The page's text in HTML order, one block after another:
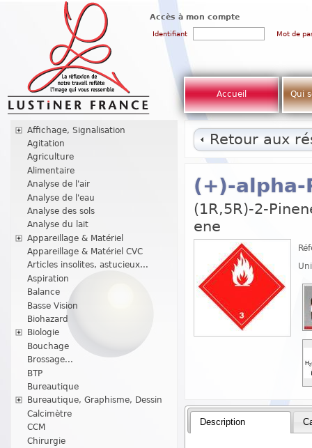
Accès à mon compte
Identifiant Mot de
Accueil Qui
Affichage, Signalisation
Agitation
Agriculture
Alimentaire
Analyse de l'air
Analyse de l'eau
Analyse des sols
Analyse du lait
Appareillage & Matériel
Appareillage & Matériel CVC
Articles insolites, astucieux...
Aspiration
Balance
Basse Vision
Biohazard
Biologie
Bouchage
Brossage...
BTP
Bureautique
Bureautique, Graphisme, Dessin
Calcimètre
CCM
Chirurgie
Retour aux
(+)-alpha-
(1R,5R)-2-
ene
Description